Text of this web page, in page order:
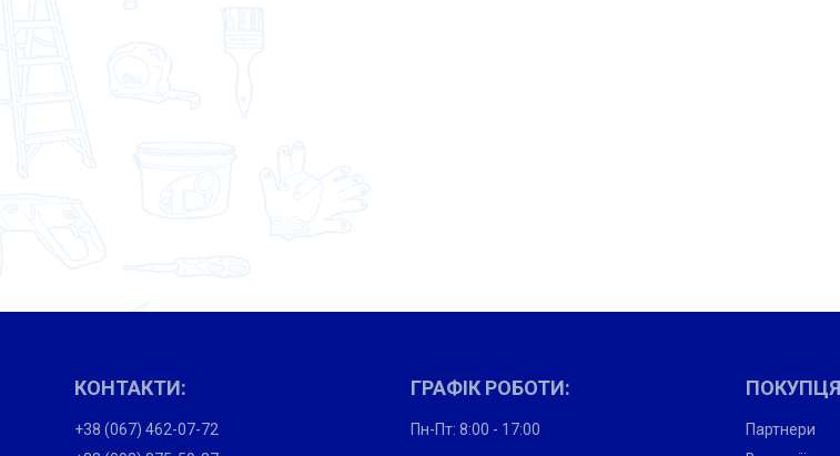
КОНТАКТИ:
+38 (067) 462-07-72
ГРАФІК РОБОТИ:
Пн-Пт: 8:00 - 17:00
Партнери